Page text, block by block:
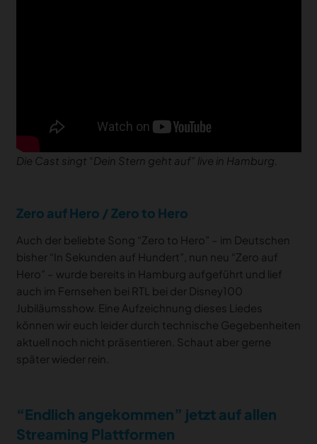
Die Cast singt “Dein Stern geht auf” live in Hamburg.
Zero auf Hero / Zero to Hero
Auch der beliebte Song “Zero to Hero” – im Deutschen
bisher “In Sekunden auf Hundert”, nun neu “Zero auf
Hero” – wurde bereits in Hamburg aufgeführt und lief
auch im Fernsehen bei RTL bei der Disney100
Jubiläumsshow. Eine Aufzeichnung dieses Liedes
können wir euch leider durch technische Gegebenheiten
aktuell noch nicht präsentieren. Schaut aber gerne
später wieder rein.
“Endlich angekommen” jetzt auf allen
Streaming Plattformen